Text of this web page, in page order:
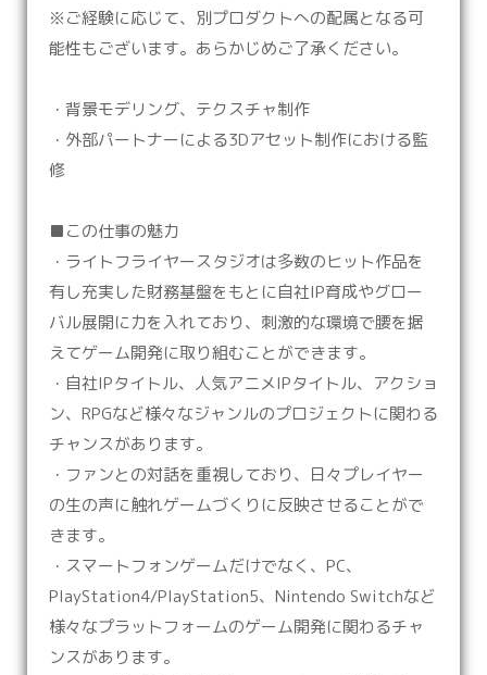
※ご経験に応じて、別プロダクトへの配属となる可
能性もございます。あらかじめご了承ください。
・背景モデリング、テクスチャ制作
・外部パートナーによる3Dアセット制作における監
修
■この仕事の魅力
・ライトフライヤースタジオは多数のヒット作品を
有し充実した財務基盤をもとに自社IP育成やグロー
バル展開に力を入れており、刺激的な環境で腰を据
えてゲーム開発に取り組むことができます。
・自社IPタイトル、人気アニメIPタイトル、アクショ
ン、RPGなど様々なジャンルのプロジェクトに関わる
チャンスがあります。
・ファンとの対話を重視しており、日々プレイヤー
の生の声に触れゲームづくりに反映させることがで
きます。
・スマートフォンゲームだけでなく、PC、
PlayStation4/PlayStation5、Nintendo Switchなど
様々なプラットフォームのゲーム開発に関わるチャ
ンスがあります。